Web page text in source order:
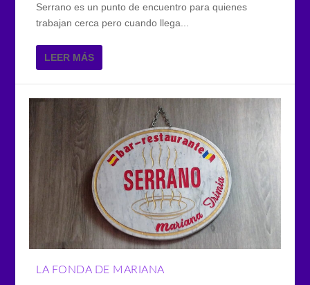
Serrano es un punto de encuentro para quienes
trabajan cerca pero cuando llega...
LEER MÁS
LA FONDA DE MARIANA